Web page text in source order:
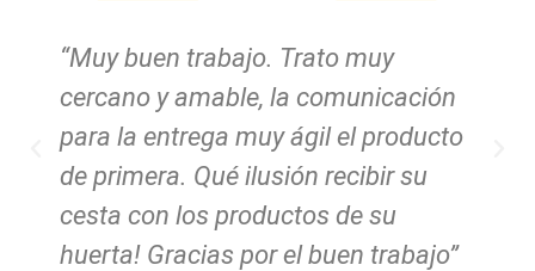
“Muy buen trabajo. Trato muy
cercano y amable, la comunicación
para la entrega muy ágil el producto
de primera. Qué ilusión recibir su
cesta con los productos de su
huerta! Gracias por el buen trabajo”